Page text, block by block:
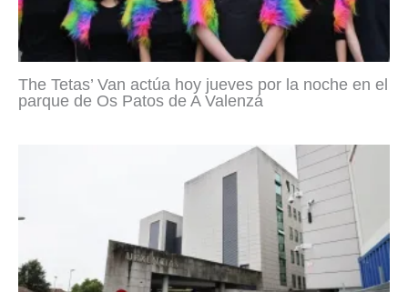
The Tetas’ Van actúa hoy jueves por la noche en el
parque de Os Patos de A Valenzá